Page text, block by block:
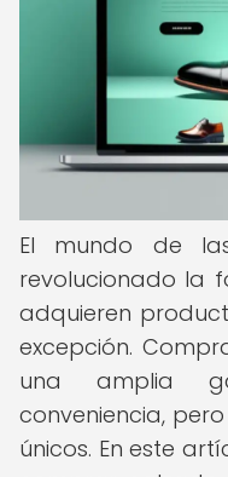
El mundo de
revolucionado la
adquieren
excepción.
una amplia
conveniencia,
únicos. En este